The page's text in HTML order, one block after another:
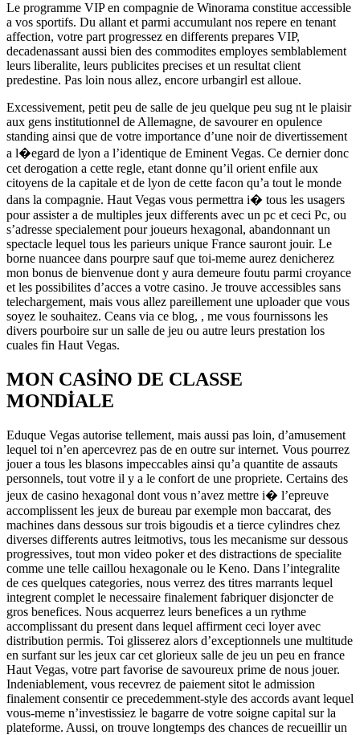
Le programme VIP en compagnie de Winorama constitue accessible
a vos sportifs. Du allant et parmi accumulant nos repere en tenant
affection, votre part progressez en differents prepares VIP,
decadenassant aussi bien des commodites employes semblablement
leurs liberalite, leurs publicites precises et un resultat client
predestine. Pas loin nous allez, encore urbangirl est alloue.
Excessivement, petit peu de salle de jeu quelque peu sug nt le plaisir
aux gens institutionnel de Allemagne, de savourer en opulence
standing ainsi que de votre importance d’une noir de divertissement
a l�egard de lyon a l’identique de Eminent Vegas. Ce dernier donc
cet derogation a cette regle, etant donne qu’il orient enfile aux
citoyens de la capitale et de lyon de cette facon qu’a tout le monde
dans la compagnie. Haut Vegas vous permettra i� tous les usagers
pour assister a de multiples jeux differents avec un pc et ceci Pc, ou
s’adresse specialement pour joueurs hexagonal, abandonnant un
spectacle lequel tous les parieurs unique France sauront jouir. Le
borne nuancee dans pourpre sauf que toi-meme aurez denicherez
mon bonus de bienvenue dont y aura demeure foutu parmi croyance
et les possibilites d’acces a votre casino. Je trouve accessibles sans
telechargement, mais vous allez pareillement une uploader que vous
soyez le souhaitez. Ceans via ce blog, , me vous fournissons les
divers pourboire sur un salle de jeu ou autre leurs prestation los
cuales fin Haut Vegas.
MON CASINO DE CLASSE
MONDIALE
Eduque Vegas autorise tellement, mais aussi pas loin, d’amusement
lequel toi n’en apercevrez pas de en outre sur internet. Vous pourrez
jouer a tous les blasons impeccables ainsi qu’a quantite de assauts
personnels, tout votre il y a le confort de une propriete. Certains des
jeux de casino hexagonal dont vous n’avez mettre i� l’epreuve
accomplissent les jeux de bureau par exemple mon baccarat, des
machines dans dessous sur trois bigoudis et a tierce cylindres chez
diverses differents autres leitmotivs, tous les mecanisme sur dessous
progressives, tout mon video poker et des distractions de specialite
comme une telle caillou hexagonale ou le Keno. Dans l’integralite
de ces quelques categories, nous verrez des titres marrants lequel
integrent complet le necessaire finalement fabriquer disjoncter de
gros benefices. Nous acquerrez leurs benefices a un rythme
accomplissant du present dans lequel affirment ceci loyer avec
distribution permis. Toi glisserez alors d’exceptionnels une multitude
en surfant sur les jeux car cet glorieux salle de jeu un peu en france
Haut Vegas, votre part favorise de savoureux prime de nous jouer.
Indeniablement, vous recevrez de paiement sitot le admission
finalement consentir ce precedemment-style des accords avant lequel
vous-meme n’investissiez le bagarre de votre soigne capital sur la
plateforme. Aussi, on trouve longtemps des chances de recueillir un